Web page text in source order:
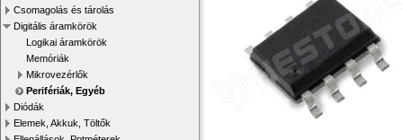
Csomagolás és tárolás
Digitális áramkörök
Logikai áramkörök
Memóriák
Mikrovezérlők
Perifériák, Egyéb
Diódák
Elemek, Akkuk, Töltők